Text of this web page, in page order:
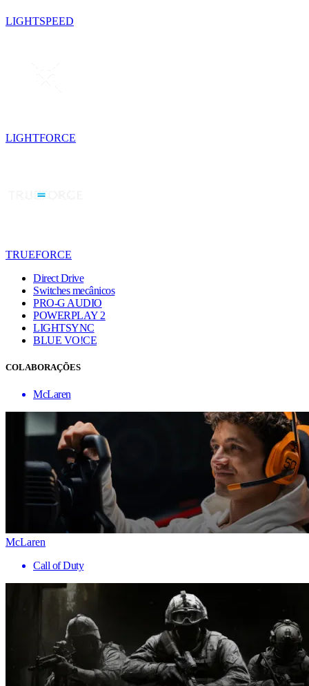
LIGHTSPEED
LIGHTFORCE
TRUEFORCE
Direct Drive
Switches mecânicos
PRO-G AUDIO
POWERPLAY 2
LIGHTSYNC
BLUE VO!CE
COLABORAÇÕES
McLaren
McLaren
Call of Duty